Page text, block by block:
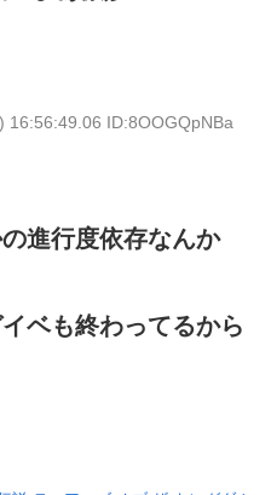
16:56:49.06 ID:8OOGQpNBa
進行度依存なんか
ベも終わってるから